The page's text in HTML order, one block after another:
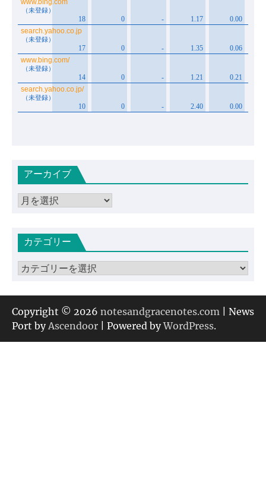
アーカイブ
ア
イカテゴリー
カ
ゴ
リ
ー
Copyright © 2026 notesandgracenotes.com | News
Port byAscendoor | Powered byWordPress.